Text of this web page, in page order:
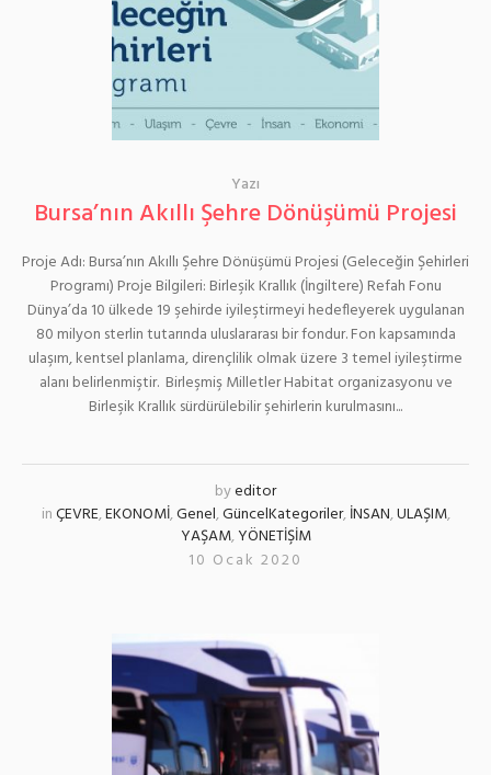
Yazı
Bursa’nın Akıllı Şehre Dönüşümü Projesi
Proje Adı: Bursa’nın Akıllı Şehre Dönüşümü Projesi (Geleceğin Şehirleri
Programı) Proje Bilgileri: Birleşik Krallık (İngiltere) Refah Fonu
Dünya’da 10 ülkede 19 şehirde iyileştirmeyi hedefleyerek uygulanan
80 milyon sterlin tutarında uluslararası bir fondur. Fon kapsamında
ulaşım, kentsel planlama, dirençlilik olmak üzere 3 temel iyileştirme
alanı belirlenmiştir. Birleşmiş Milletler Habitat organizasyonu ve
Birleşik Krallık sürdürülebilir şehirlerin kurulmasını...
byeditor
inÇEVRE,EKONOMİ,Genel,GüncelKategoriler,İNSAN,ULAŞIM,
YAŞAM,YÖNETİŞİM
10 Ocak 2020